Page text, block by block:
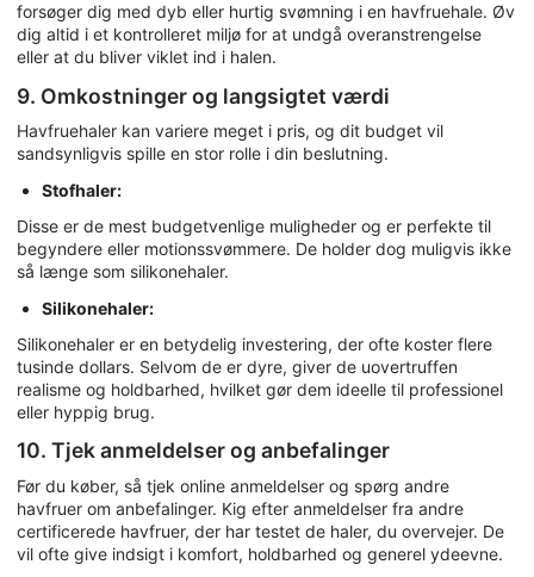
forsøger dig med dyb eller hurtig svømning i en havfruehale. Øv
dig altid i et kontrolleret miljø for at undgå overanstrengelse
eller at du bliver viklet ind i halen.
9. Omkostninger og langsigtet værdi
Havfruehaler kan variere meget i pris, og dit budget vil
sandsynligvis spille en stor rolle i din beslutning.
Stofhaler:
Disse er de mest budgetvenlige muligheder og er perfekte til
begyndere eller motionssvømmere. De holder dog muligvis ikke
så længe som silikonehaler.
Silikonehaler:
Silikonehaler er en betydelig investering, der ofte koster flere
tusinde dollars. Selvom de er dyre, giver de uovertruffen
realisme og holdbarhed, hvilket gør dem ideelle til professionel
eller hyppig brug.
10. Tjek anmeldelser og anbefalinger
Før du køber, så tjek online anmeldelser og spørg andre
havfruer om anbefalinger. Kig efter anmeldelser fra andre
certificerede havfruer, der har testet de haler, du overvejer. De
vil ofte give indsigt i komfort, holdbarhed og generel ydeevne.